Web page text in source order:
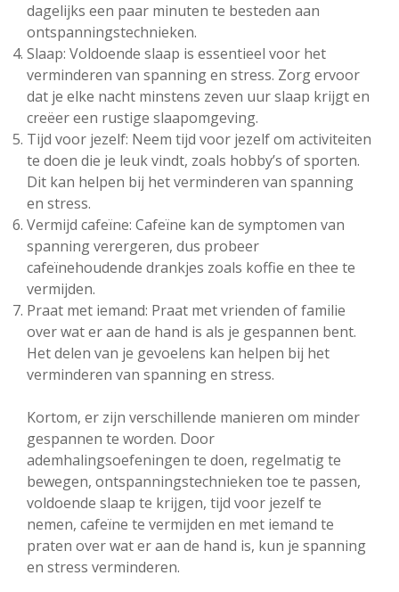
dagelijks een paar minuten te besteden aan
ontspanningstechnieken.
Slaap: Voldoende slaap is essentieel voor het
verminderen van spanning en stress. Zorg ervoor
dat je elke nacht minstens zeven uur slaap krijgt en
creëer een rustige slaapomgeving.
Tijd voor jezelf: Neem tijd voor jezelf om activiteiten
te doen die je leuk vindt, zoals hobby’s of sporten.
Dit kan helpen bij het verminderen van spanning
en stress.
Vermijd cafeïne: Cafeïne kan de symptomen van
spanning verergeren, dus probeer
cafeïnehoudende drankjes zoals koffie en thee te
vermijden.
Praat met iemand: Praat met vrienden of familie
over wat er aan de hand is als je gespannen bent.
Het delen van je gevoelens kan helpen bij het
verminderen van spanning en stress.
Kortom, er zijn verschillende manieren om minder
gespannen te worden. Door
ademhalingsoefeningen te doen, regelmatig te
bewegen, ontspanningstechnieken toe te passen,
voldoende slaap te krijgen, tijd voor jezelf te
nemen, cafeïne te vermijden en met iemand te
praten over wat er aan de hand is, kun je spanning
en stress verminderen.